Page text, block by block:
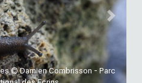
© Damien Combrisson - Parc
Next